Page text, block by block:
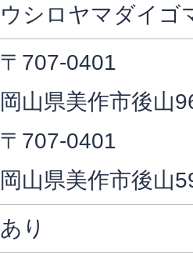
ウシロヤマダイゴ
〒707-0401
岡山県美作市後山
〒707-0401
岡山県美作市後山
あり